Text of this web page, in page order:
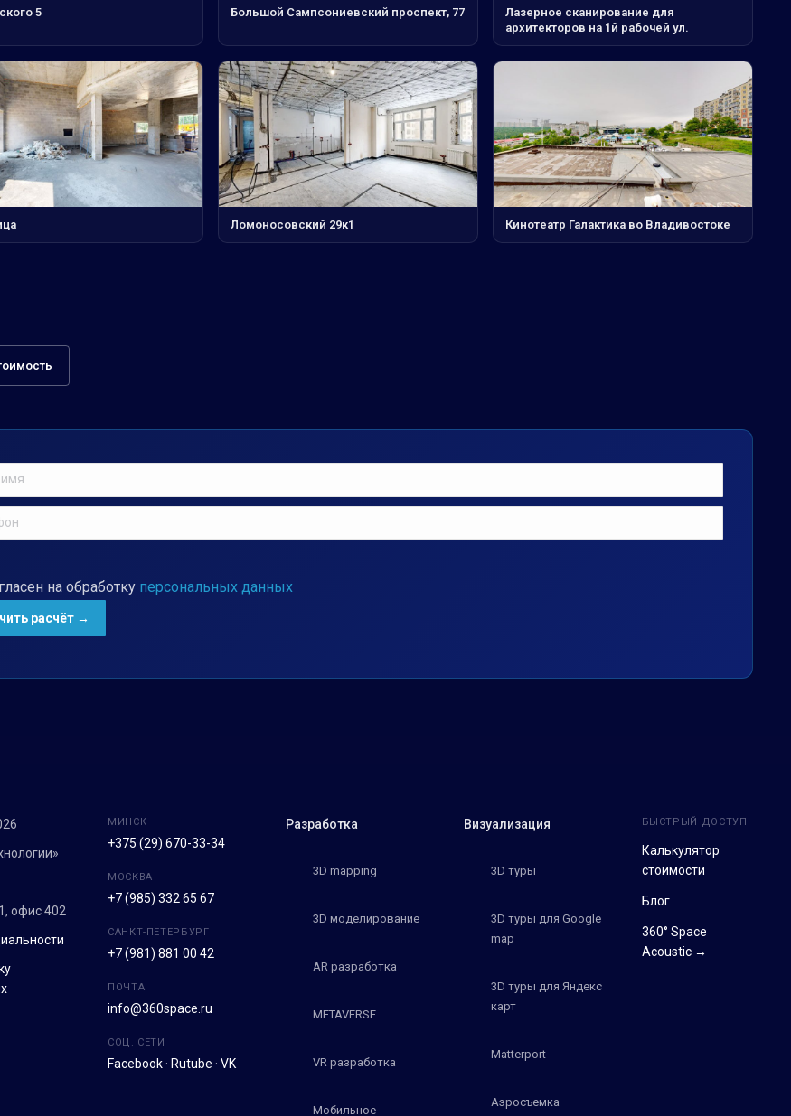
5 Большой Сампсониевский проспект, 77
Лазерное сканирование для
архитекторов на 1й рабочей ул.
Ломоносовский 29к1 Кинотеатр Галактика во Владивостоке
на обработку персональных данных
офис 402
МИНСК
+375 (29) 670-33-34
МОСКВА
+7 (985) 332 65 67
САНКТ-ПЕТЕРБУРГ
+7 (981) 881 00 42
ПОЧТА
info@360space.ru
СОЦ. СЕТИ
Facebook· Rutube · VK
Разработка
3D mapping
3D моделирование
AR разработка
METAVERSE
VR разработка
Мобильное
Визуализация
3D туры
3D туры для Google
map
3D туры для Яндекс
карт
Matterport
Аэросъемка
БЫСТРЫЙ ДОСТУП
Калькулятор
стоимости
Блог
360° Space
Acoustic →